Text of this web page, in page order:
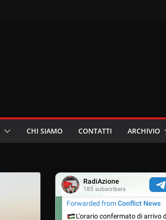
CHI SIAMO CONTATTI ARCHIVIO